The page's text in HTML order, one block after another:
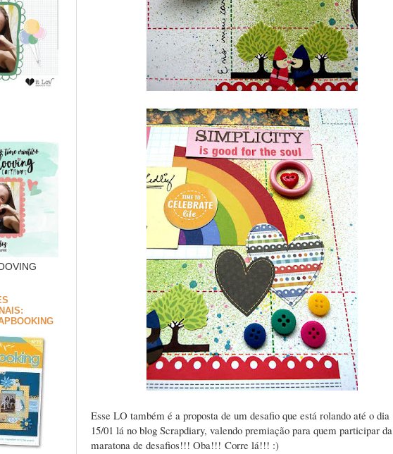
Esse LO também é a proposta de um desafio que está rolando até o dia
15/01 lá no blog Scrapdiary, valendo premiação para quem participar da
maratona de desafios!!! Oba!!! Corre lá!!! :)